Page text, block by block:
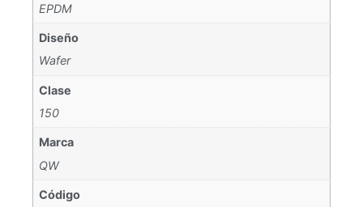
EPDM
Diseño
Wafer
Clase
150
Marca
QW
Código